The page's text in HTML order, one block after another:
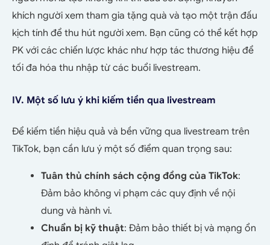
khích người xem tham gia tặng quà và tạo một trận đấu
kịch tính để thu hút người xem. Bạn cũng có thể kết hợp
PK với các chiến lược khác như hợp tác thương hiệu để
tối đa hóa thu nhập từ các buổi livestream.
IV. Một số lưu ý khi kiếm tiền qua livestream
Để kiếm tiền hiệu quả và bền vững qua livestream trên
TikTok, bạn cần lưu ý một số điểm quan trọng sau:
Tuân thủ chính sách cộng đồng của TikTok:
Đảm bảo không vi phạm các quy định về nội
dung và hành vi.
Chuẩn bị kỹ thuật: Đảm bảo thiết bị và mạng ổn